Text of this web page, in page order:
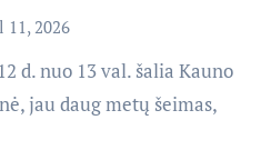
11, 2026
d. nuo 13 val. šalia Kauno
jau daug metų šeimas,